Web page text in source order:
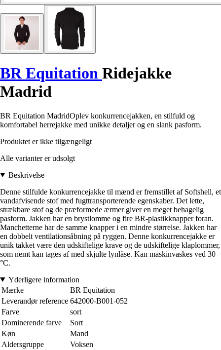
BR Equitation Ridejakke
Madrid
BR Equitation MadridOplev konkurrencejakken, en stilfuld og
komfortabel herrejakke med unikke detaljer og en slank pasform.
Produktet er ikke tilgængeligt
Alle varianter er udsolgt
Beskrivelse
Denne stilfulde konkurrencejakke til mænd er fremstillet af Softshell, et
vandafvisende stof med fugttransporterende egenskaber. Det lette,
strækbare stof og de præformede ærmer giver en meget behagelig
pasform. Jakken har en brystlomme og fire BR-plastikknapper foran.
Manchetterne har de samme knapper i en mindre størrelse. Jakken har
en dobbelt ventilationsåbning på ryggen. Denne konkurrencejakke er
unik takket være den udskiftelige krave og de udskiftelige klaplommer,
som nemt kan tages af med skjulte lynlåse. Kan maskinvaskes ved 30
°C.
Yderligere information
Mærke
BR Equitation
Leverandør reference 642000-B001-052
Farve
sort
Dominerende farve
Sort
Køn
Mand
Aldersgruppe
Voksen